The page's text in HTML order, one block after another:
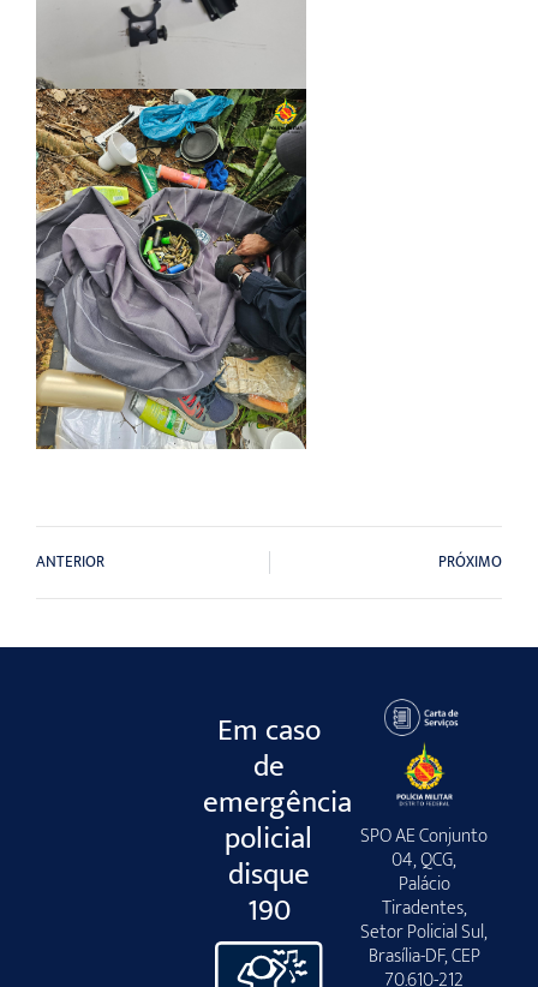
ANTERIOR PRÓXIMO
Em caso
de
emergência
policial
disque
190
SPO AE Conjunto
04, QCG,
Palácio
Tiradentes,
Setor Policial Sul,
Brasília-DF, CEP